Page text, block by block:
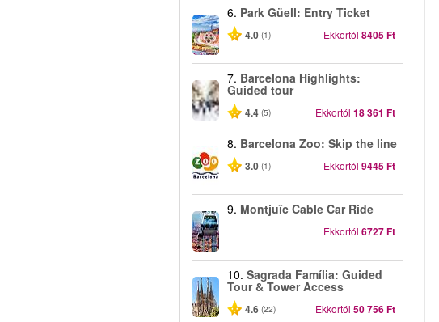
6. Park Güell: Entry Ticket
4.0 (1) Ekkortól 8405 Ft
7. Barcelona Highlights:
Guided tour
4.4 (5) Ekkortól 18 361 Ft
8. Barcelona Zoo: Skip the line
3.0 (1) Ekkortól 9445 Ft
9. Montjuïc Cable Car Ride
Ekkortól 6727 Ft
10. Sagrada Família: Guided
Tour & Tower Access
4.6 (22) Ekkortól 50 756 Ft